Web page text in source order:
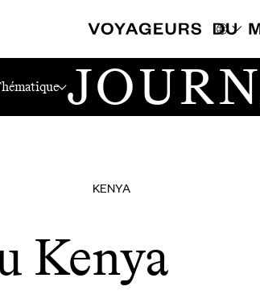
KENYA
Kenya